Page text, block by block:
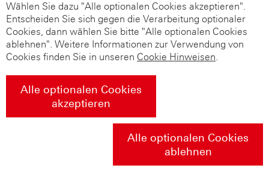
Wählen Sie dazu "Alle optionalen Cookies akzeptieren".
Entscheiden Sie sich gegen die Verarbeitung optionaler
Cookies, dann wählen Sie bitte "Alle optionalen Cookies
ablehnen". Weitere Informationen zur Verwendung von
Cookies finden Sie in unseren Cookie Hinweisen.
Alle optionalen Cookies
akzeptieren
Alle optionalen Cookies
ablehnen